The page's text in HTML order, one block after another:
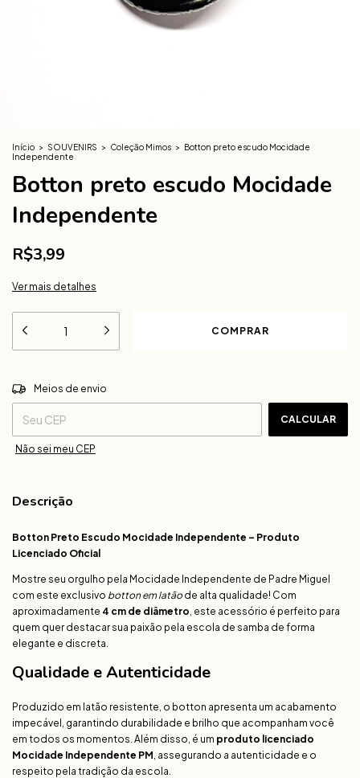
Início > SOUVENIRS > Coleção Mimos > Botton preto escudo Mocidade
Independente
Botton preto escudo Mocidade
Independente
R$3,99
Ver mais detalhes
Entregas para o CEP:
Meios de envio
CALCULAR
Não sei meu CEP
Descrição
Botton Preto Escudo Mocidade Independente – Produto
Licenciado Oficial
Mostre seu orgulho pela Mocidade Independente de Padre Miguel
com este exclusivo botton em latão de alta qualidade! Com
aproximadamente 4 cm de diâmetro, este acessório é perfeito para
quem quer destacar sua paixão pela escola de samba de forma
elegante e discreta.
Qualidade e Autenticidade
Produzido em latão resistente, o botton apresenta um acabamento
impecável, garantindo durabilidade e brilho que acompanham você
em todos os momentos. Além disso, é um produto licenciado
Mocidade Independente PM, assegurando a autenticidade e o
respeito pela tradição da escola.